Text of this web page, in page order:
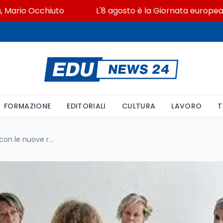
L'8 agosto è la Giornata europea in
FORMAZIONE EDITORIALI CULTURA LAVORO
Maturità: al via gli esami orali con le nuove regole. Cosa cambia tra materie fisse, voto in condotta e il rischio bocciatura per chi fa scena muta